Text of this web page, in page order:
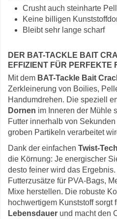
Crusht auch steinharte
Keine billigen
Bleibt sehr lange scharf
DER BAT-TACKLE BAIT
EFFIZIENT FÜR PERFEKTE
Mit dem BAT-Tackle Bait
Zerkleinerung von Boilies,
Handumdrehen. Die speziell
Dornen im Inneren der Mühle
Futter innerhalb von
groben Partikeln verarbeitet
Dank der einfachen Twist-
die Körnung: Je energischer
desto feiner wird das
Futterzusätze für PVA-Bags,
Mixe herstellen. Die robuste
hochwertigem Kunststoff sorgt
Lebensdauer und macht den